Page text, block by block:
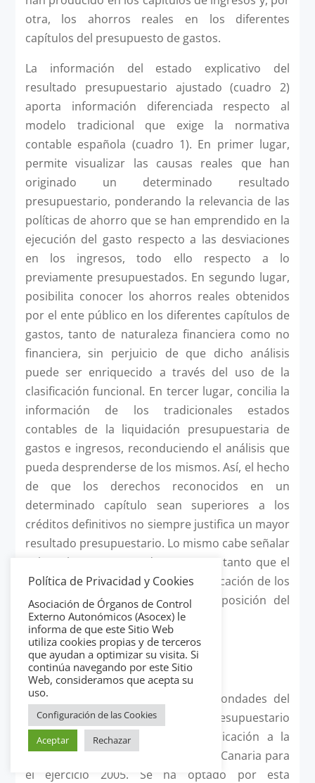
otra, los ahorros reales en los diferentes
capítulos del presupuesto de gastos.
La información del estado explicativo del
resultado presupuestario ajustado (cuadro 2)
aporta información diferenciada respecto al
modelo tradicional que exige la normativa
contable española (cuadro 1). En primer lugar,
permite visualizar las causas reales que han
originado un determinado resultado
presupuestario, ponderando la relevancia de las
políticas de ahorro que se han emprendido en la
ejecución del gasto respecto a las desviaciones
en los ingresos, todo ello respecto a lo
previamente presupuestados. En segundo lugar,
posibilita conocer los ahorros reales obtenidos
por el ente público en los diferentes capítulos de
gastos, tanto de naturaleza financiera como no
financiera, sin perjuicio de que dicho análisis
puede ser enriquecido a través del uso de la
clasificación funcional. En tercer lugar, concilia la
información de los tradicionales estados
contables de la liquidación presupuestaria de
gastos e ingresos, reconduciendo el análisis que
pueda desprenderse de los mismos. Así, el hecho
de que los derechos reconocidos en un
determinado capítulo sean superiores a los
créditos definitivos no siempre justifica un mayor
resultado presupuestario. Lo mismo cabe señalar
sobre el presupuesto de gastos, en tanto que el
usuario puede sobrestimar la significación de los
remanentes de crédito en la composición del
resultado presupuestario.
3. Aplicación a un caso real
A los efectos de comprobar las bondades del
Estado Explicativo del Resultado Presupuestario
Ajustado, se ha realizado una aplicación a la
Universidad de Las Palmas de Gran Canaria para
el ejercicio 2005. Se ha optado por esta
Política de Privacidad y Cookies
Asociación de Órganos de Control
Externo Autonómicos (Asocex) le
informa de que este Sitio Web
utiliza cookies propias y de terceros
que ayudan a optimizar su visita. Si
continúa navegando por este Sitio
Web, consideramos que acepta su
uso.
Configuración de las Cookies
Aceptar
Rechazar